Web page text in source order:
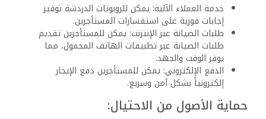
خدمة العملاء الآلية: يمكن للروبوتات الدردشة توفير
إجابات فورية على استفسارات المستأجرين.
طلبات الصيانة عبر الإنترنت: يمكن للمستأجرين تقديم
طلبات الصيانة عبر تطبيقات الهاتف المحمول، مما
يوفر الوقت والجهد.
الدفع الإلكتروني: يمكن للمستأجرين دفع الإيجار
إلكترونياً بشكل آمن وسريع.
حماية الأصول من الاحتيال: